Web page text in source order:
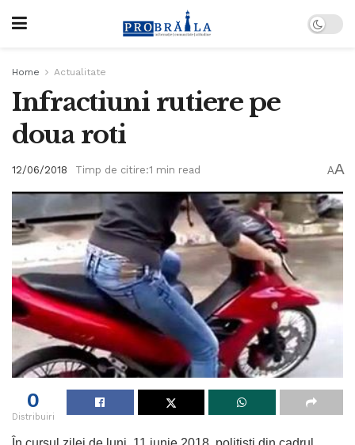
Home Actualitate
Infractiuni rutiere pe
doua roti
12/06/2018 Timp de citire:1 min read AA
0
Distribuiri